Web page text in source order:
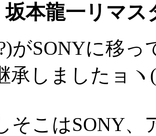
坂本龍一リマス
がSONYに移
承しましたョヽ
そこはSONY